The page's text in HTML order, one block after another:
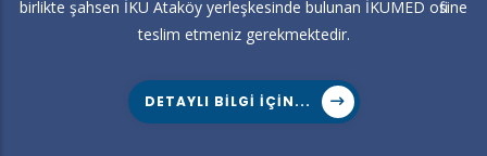
birlikte şahsen İKÜ Ataköy yerleşkesinde bulunan İKÜMED ofisine
teslim etmeniz gerekmektedir.
DETAYLI BILGI IÇIN...